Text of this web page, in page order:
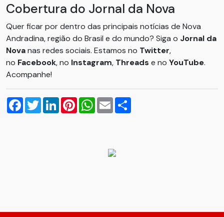
Cobertura do Jornal da Nova
Quer ficar por dentro das principais notícias de Nova
Andradina, região do Brasil e do mundo? Siga o Jornal da
Novanas redes sociais. Estamos no Twitter,
no Facebook, no Instagram, Threads e no YouTube.
Acompanhe!
Facebook
TwitterLinkedInPinterestWhatsApp
Email